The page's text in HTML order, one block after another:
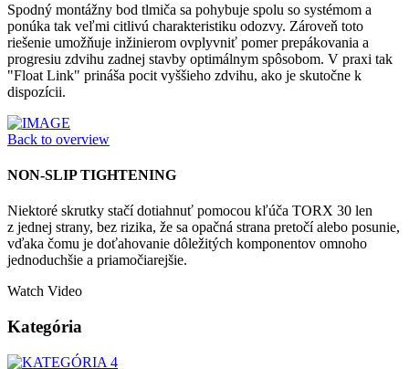
Spodný montážny bod tlmiča sa pohybuje spolu so systémom a
ponúka tak veľmi citlivú charakteristiku odozvy. Zároveň toto
riešenie umožňuje inžinierom ovplyvniť pomer prepákovania a
progresiu zdvihu zadnej stavby optimálnym spôsobom. V praxi tak
"Float Link" prináša pocit vyššieho zdvihu, ako je skutočne k
dispozícii.
Back to overview
NON-SLIP TIGHTENING
Niektoré skrutky stačí dotiahnuť pomocou kľúča TORX 30 len
z jednej strany, bez rizika, že sa opačná strana pretočí alebo posunie,
vďaka čomu je doťahovanie dôležitých komponentov omnoho
jednoduchšie a priamočiarejšie.
Watch Video
Kategória